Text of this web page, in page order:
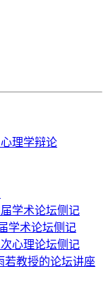
理学辩论
学术论坛侧记
学术论坛侧记
心理论坛侧记
若教授的论坛讲座